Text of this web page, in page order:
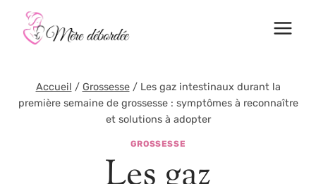
contenu
Accueil / Grossesse / Les gaz intestinaux durant la
première semaine de grossesse : symptômes à reconnaître
et solutions à adopter
GROSSESSE